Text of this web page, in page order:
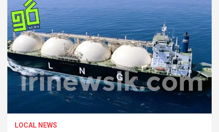
LOCAL NEWS